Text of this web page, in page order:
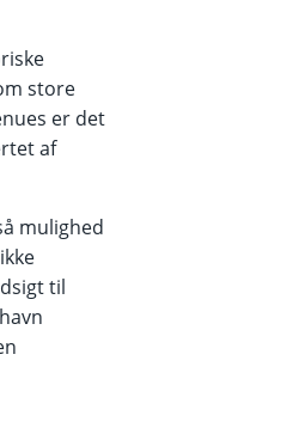
store
er det
af
mulighed
til